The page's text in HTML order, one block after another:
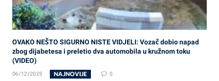
OVAKO NEŠTO SIGURNO NISTE VIDJELI: Vozač dobio napad
zbog dijabetesa i preletio dva automobila u kružnom toku
(VIDEO)
06/12/2025 NAJNOVIJE 0